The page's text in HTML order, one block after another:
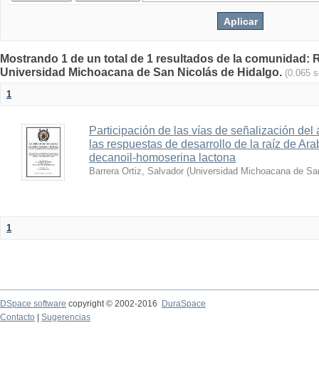
Mostrando 1 de un total de 1 resultados de la comunidad:
Universidad Michoacana de San Nicolás de Hidalgo. (0.065
1
Participación de las vías de señalización del
las respuestas de desarrollo de la raíz de
decanoil-homoserina lactona
Barrera Ortiz, Salvador (Universidad Michoacana de
1
DSpace software copyright © 2002-2016
DuraSpace
Contacto
Sugerencias